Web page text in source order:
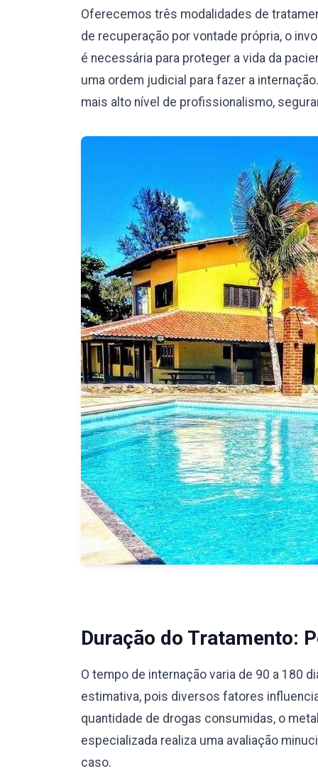
Oferecemos três modalidades de
de recuperação por vontade própria, o
é necessária para proteger a vida da
uma ordem judicial para fazer a
mais alto nível de profissionalismo,
Duração do Tratamento:
O tempo de internação varia de 90 a 180
estimativa, pois diversos fatores
quantidade de drogas consumidas, o
especializada realiza uma avaliação
caso.